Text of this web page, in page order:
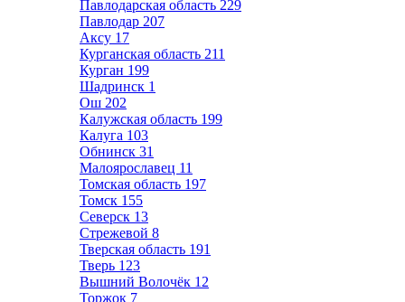
Павлодарская область 229
Павлодар 207
Аксу 17
Курганская область 211
Курган 199
Шадринск 1
Ош 202
Калужская область 199
Калуга 103
Обнинск 31
Малоярославец 11
Томская область 197
Томск 155
Северск 13
Стрежевой 8
Тверская область 191
Тверь 123
Вышний Волочёк 12
Торжок 7